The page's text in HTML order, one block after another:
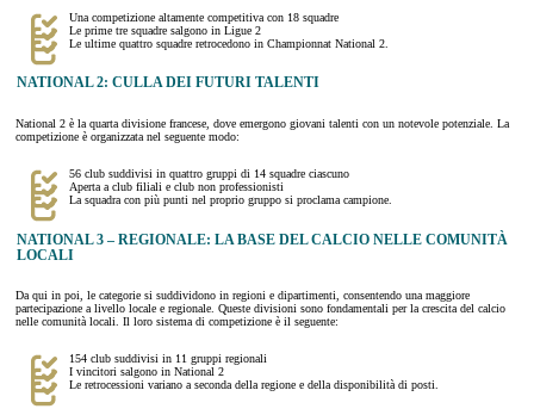
Una competizione altamente competitiva con 18 squadre
Le prime tre squadre salgono in Ligue 2
Le ultime quattro squadre retrocedono in Championnat National 2.
NATIONAL 2: CULLA DEI FUTURI TALENTI
National 2 è la quarta divisione francese, dove emergono giovani talenti con un notevole potenziale. La
competizione è organizzata nel seguente modo:
56 club suddivisi in quattro gruppi di 14 squadre ciascuno
Aperta a club filiali e club non professionisti
La squadra con più punti nel proprio gruppo si proclama campione.
NATIONAL 3 – REGIONALE: LA BASE DEL CALCIO NELLE COMUNITÀ
LOCALI
Da qui in poi, le categorie si suddividono in regioni e dipartimenti, consentendo una maggiore
partecipazione a livello locale e regionale. Queste divisioni sono fondamentali per la crescita del calcio
nelle comunità locali. Il loro sistema di competizione è il seguente:
154 club suddivisi in 11 gruppi regionali
I vincitori salgono in National 2
Le retrocessioni variano a seconda della regione e della disponibilità di posti.